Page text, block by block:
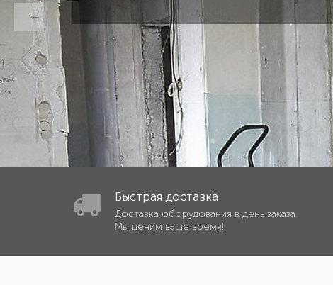
←
Быстрая доставка
Доставка оборудования в день заказа.
Мы ценим ваше время!